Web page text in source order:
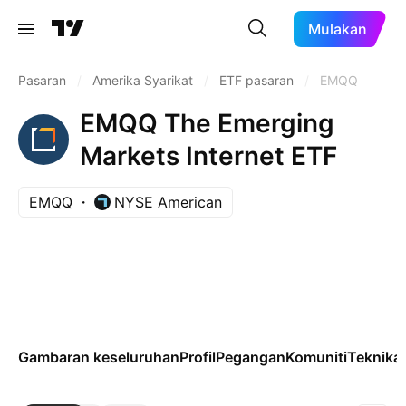
Mulakan
Pasaran Amerika Syarikat ETF pasaran EMQQ
EMQQ The Emerging
Markets Internet ETF
EMQQ NYSE American
Gambaran keseluruhanProfilPeganganKomunitiTeknikal